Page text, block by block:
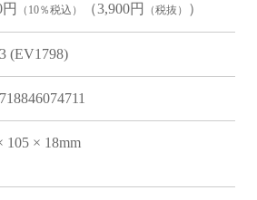
（10％税込） （3,900円 （税抜） ）
(EV1798)
105 × 18mm